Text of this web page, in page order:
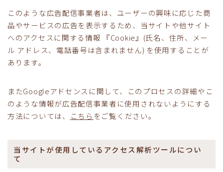
このような広告配信事業者は、ユーザーの興味に応じた商
品やサービスの広告を表示するため、当サイトや他サイト
へのアクセスに関する情報 『Cookie』(氏名、住所、メー
ル アドレス、電話番号は含まれません) を使用することが
あります。
またGoogleアドセンスに関して、このプロセスの詳細やこ
のような情報が広告配信事業者に使用されないようにする
方法については、
こちら をご覧ください。
当サイトが使用しているアクセス解析ツールについ
て